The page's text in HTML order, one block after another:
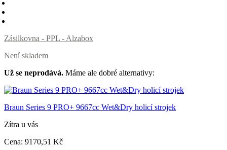
Zásilkovna - PPL - Alzabox
Není skladem
Už se neprodává. Máme ale dobré alternativy:
Braun Series 9 PRO+ 9667cc Wet&Dry holicí strojek
Zítra u vás
Cena: 9170,51 Kč